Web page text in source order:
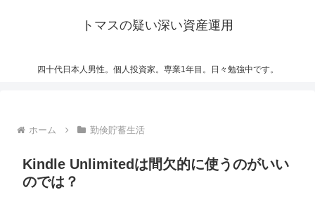
トマスの疑い深い資産運用
四十代日本人男性。個人投資家。専業1年目。日々勉強中です。
ホーム 勤倹貯蓄生活
Kindle Unlimitedは間欠的に使うのがいい
のでは？